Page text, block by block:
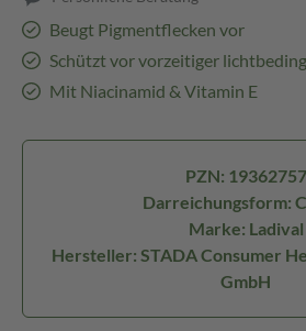
Beugt Pigmentflecken vor
Schützt vor vorzeitiger
Mit Niacinamid & Vitamin E
PZN: 19362757
Darreichungsform:
Marke: Ladival
Hersteller: STADA Consumer
GmbH